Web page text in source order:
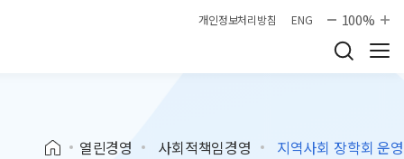
개인정보처리방침 ENG 100%
열린경영 사회적책임경영 지역사회 장학회 운영